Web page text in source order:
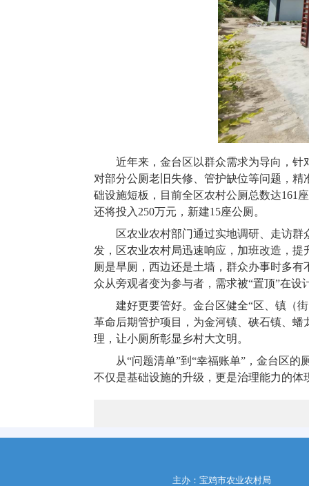
近年来，金台区以群众需求为导向，
对部分公厕老旧失修、管护缺位等问题，
础设施短板，目前全区农村公厕总数达161
还将投入250万元，新建15座公厕。
区农业农村部门通过实地调研、走访
发，区农业农村局迅速响应，加班改造，
厕是旱厕，西边还是土墙，群众办事时多
众从旁观者变为参与者，需求被“置顶”在设
建好更要管好。金台区健全“区、镇（
革命后期管护项目，为金河镇、硖石镇、
理，让小厕所彰显乡村大文明。
从“问题清单”到“幸福账单”，金台区
不仅是基础设施的升级，更是治理能力的
主办：宝鸡市农业农村局